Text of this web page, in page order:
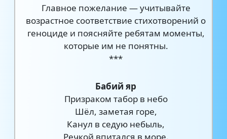
Главное пожелание — учитывайте
возрастное соответствие стихотворений о
геноциде и поясняйте ребятам моменты,
которые им не понятны.
***
Бабий яр
Призраком табор в небо
Шёл, заметая горе,
Канул в седую небыль,